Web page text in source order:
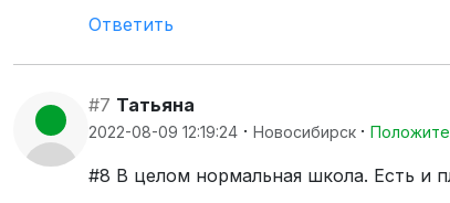
Ответить
#7 Татьяна
2022-08-09 12:19:24 · Новосибирск ·
#8 В целом нормальная школа. Есть и